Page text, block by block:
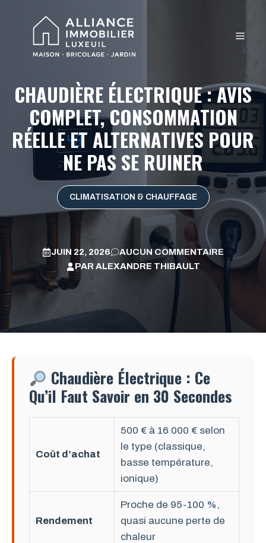
CHAUDIÈRE ÉLECTRIQUE : AVIS
COMPLET, CONSOMMATION
RÉELLE ET ALTERNATIVES POUR
NE PAS SE RUINER
CLIMATISATION & CHAUFFAGE
JUIN 22, 2026
AUCUN COMMENTAIRE
PAR ALEXANDRE THIBAULT
Chaudière Électrique : Ce
Qu’il Faut Savoir en 30 Secondes
Coût d’achat
500 € à 16 000 € selon
le type (classique,
basse température,
ionique)
Rendement
Proche de 95-100 %,
quasi aucune perte de
chaleur